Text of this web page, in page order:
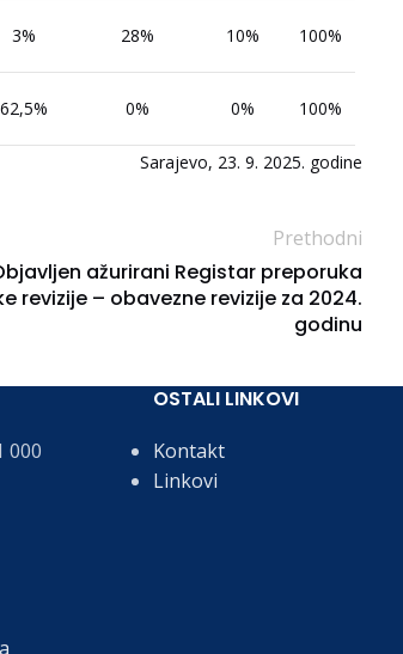
3% 28% 10% 100%
62,5% 0% 0% 100%
Sarajevo, 23. 9. 2025. godine
Prethodni
ažurirani Registar preporuka
revizije – obavezne revizije za 2024.
godinu
000
OSTALI LINKOVI
Kontakt
Linkovi